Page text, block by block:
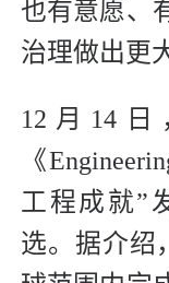
也有意愿、
治理做出更
12月14
《
工程成就”
选。据介绍